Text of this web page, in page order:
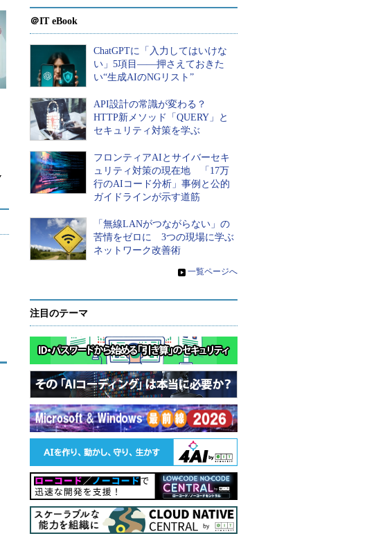
＠IT eBook
ChatGPTに「入力してはいけな
い」5項目――押さえておきた
い“生成AIのNGリスト”
API設計の常識が変わる？
HTTP新メソッド「QUERY」と
セキュリティ対策を学ぶ
フロンティアAIとサイバーセキ
ュリティ対策の現在地 「17万
行のAIコード分析」事例と公的
ガイドラインが示す道筋
「無線LANがつながらない」の
苦情をゼロに 3つの現場に学ぶ
ネットワーク改善術
» 一覧ページへ
注目のテーマ